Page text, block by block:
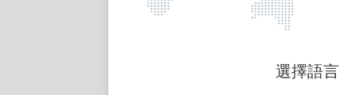
頁面無法顯示
選擇語言